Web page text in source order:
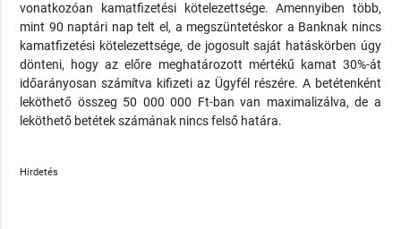
vonatkozóan kamatfizetési kötelezettsége. Amennyiben több,
mint 90 naptári nap telt el, a megszüntetéskor a Banknak nincs
kamatfizetési kötelezettsége, de jogosult saját hatáskörben úgy
dönteni, hogy az előre meghatározott mértékű kamat 30%-át
időarányosan számítva kifizeti az Ügyfél részére. A betétenként
leköthető összeg 50 000 000 Ft-ban van maximalizálva, de a
leköthető betétek számának nincs felső határa.
Hirdetés